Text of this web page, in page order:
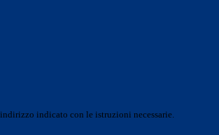
indicato con le istruzioni necessarie.